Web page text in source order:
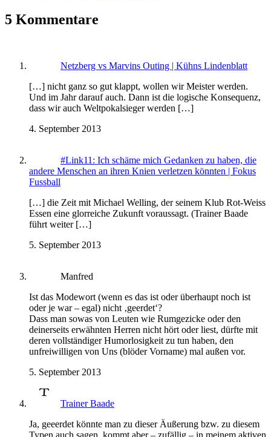
5 Kommentare
Netzberg vs Marvins Outing | Kühns Lindenblatt
[…] nicht ganz so gut klappt, wollen wir Meister werden.
Und im Jahr darauf auch. Dann ist die logische Konsequenz,
dass wir auch Weltpokalsieger werden […]
4. September 2013
#Link11: Ich schäme mich Gedanken zu haben, die
andere Menschen an ihren Knien verletzen könnten | Fokus
Fussball
[…] die Zeit mit Michael Welling, der seinem Klub Rot-Weiss
Essen eine glorreiche Zukunft voraussagt. (Trainer Baade
führt weiter […]
5. September 2013
Manfred
Ist das Modewort (wenn es das ist oder überhaupt noch ist
oder je war – egal) nicht ‚geerdet‘?
Dass man sowas von Leuten wie Rumgezicke oder den
deinerseits erwähnten Herren nicht hört oder liest, dürfte mit
deren vollständiger Humorlosigkeit zu tun haben, den
unfreiwilligen von Uns (blöder Vorname) mal außen vor.
5. September 2013
Trainer Baade
Ja, geeerdet könnte man zu dieser Äußerung bzw. zu diesem